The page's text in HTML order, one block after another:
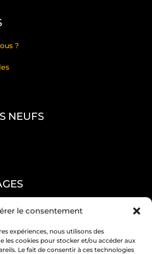
le consentement
expériences, nous utilisons des
les cookies pour stocker et/ou accéder aux
Le fait de consentir à ces technologies
?
NEUFS
BY RS